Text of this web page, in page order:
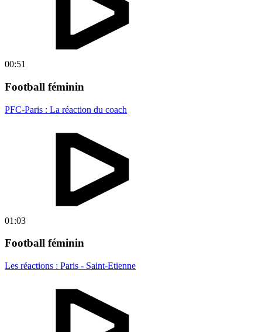
00:51
Football féminin
PFC-Paris : La réaction du coach
01:03
Football féminin
Les réactions : Paris - Saint-Etienne